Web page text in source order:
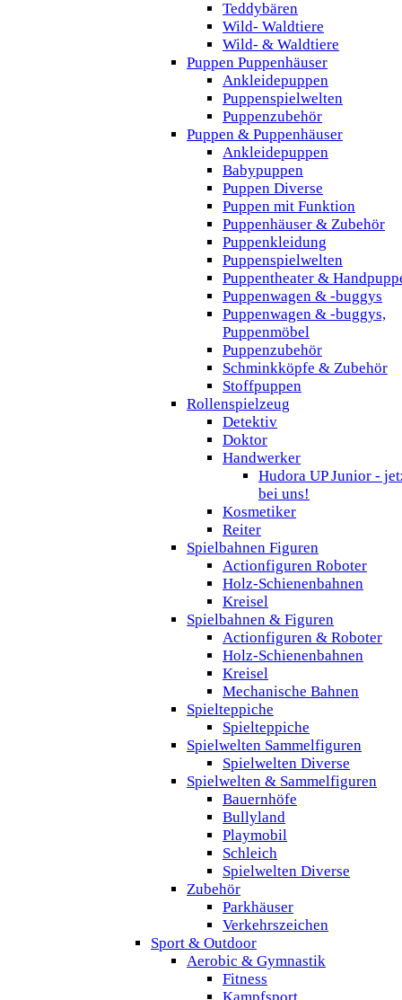
Teddybären
Wild- Waldtiere
Wild- & Waldtiere
Puppen Puppenhäuser
Ankleidepuppen
Puppenspielwelten
Puppenzubehör
Puppen & Puppenhäuser
Ankleidepuppen
Babypuppen
Puppen Diverse
Puppen mit Funktion
Puppenhäuser & Zubehör
Puppenkleidung
Puppenspielwelten
Puppentheater &
Puppenwagen & -buggys
Puppenwagen & -buggys,
Puppenmöbel
Puppenzubehör
Schminkköpfe & Zubehör
Stoffpuppen
Rollenspielzeug
Detektiv
Doktor
Handwerker
Hudora UP Junior -
bei uns!
Kosmetiker
Reiter
Spielbahnen Figuren
Actionfiguren Roboter
Holz-Schienenbahnen
Kreisel
Spielbahnen & Figuren
Actionfiguren & Roboter
Holz-Schienenbahnen
Kreisel
Mechanische Bahnen
Spielteppiche
Spielteppiche
Spielwelten Sammelfiguren
Spielwelten Diverse
Spielwelten & Sammelfiguren
Bauernhöfe
Bullyland
Playmobil
Schleich
Spielwelten Diverse
Zubehör
Parkhäuser
Verkehrszeichen
Sport & Outdoor
Aerobic & Gymnastik
Fitness